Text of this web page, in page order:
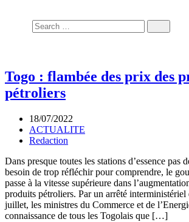
Togo : flambée des prix des
pétroliers
18/07/2022
ACTUALITE
Redaction
Dans presque toutes les stations d’essence pas
besoin de trop réfléchir pour comprendre, le
passe à la vitesse supérieure dans
produits pétroliers. Par un arrêté interministériel
juillet, les ministres du Commerce et de
connaissance de tous les Togolais que […]